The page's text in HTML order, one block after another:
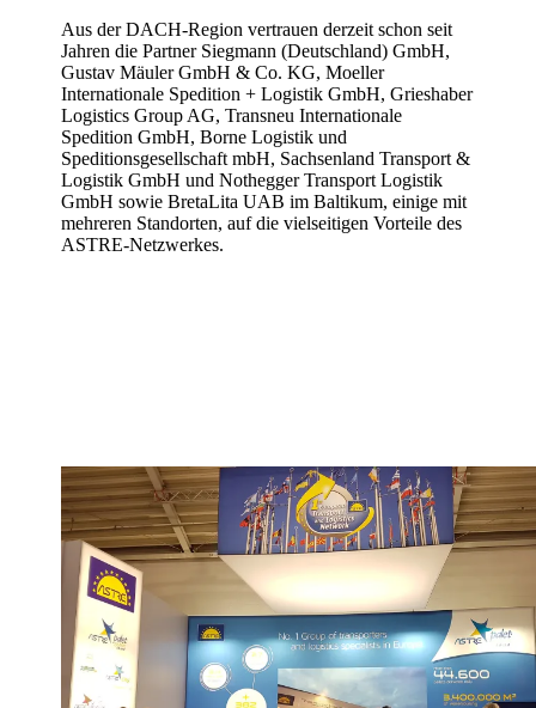
Aus der DACH-Region vertrauen derzeit schon seit
Jahren die Partner Siegmann (Deutschland) GmbH,
Gustav Mäuler GmbH & Co. KG, Moeller
Internationale Spedition + Logistik GmbH, Grieshaber
Logistics Group AG, Transneu Internationale
Spedition GmbH, Borne Logistik und
Speditionsgesellschaft mbH, Sachsenland Transport &
Logistik GmbH und Nothegger Transport Logistik
GmbH sowie BretaLita UAB im Baltikum, einige mit
mehreren Standorten, auf die vielseitigen Vorteile des
ASTRE-Netzwerkes.